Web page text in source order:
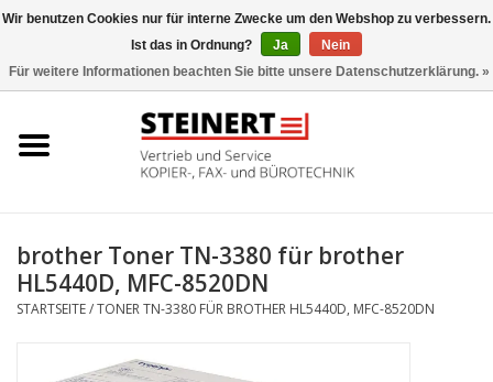
Büromaschinen- Service
Toner
brother Toner TN-3380 für brother
HL5440D, MFC-8520DN
STARTSEITE/TONER TN-3380 FÜR BROTHER HL5440D, MFC-8520DN
Wir benutzen Cookies nur für interne Zwecke um den Webshop zu verbessern.
Ist das in Ordnung?
Ja
Nein
Für weitere Informationen beachten Sie bitte unsere Datenschutzerklärung. »